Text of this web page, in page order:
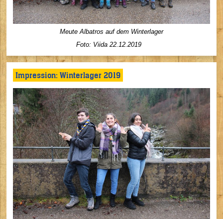
Meute Albatros auf dem Winterlager
Foto: Viida 22.12.2019
Impression: Winterlager 2019